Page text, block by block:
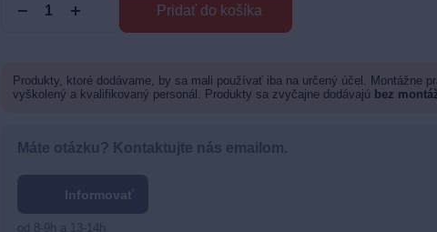
Pridať do košíka
Produkty, ktoré dodávame, by sa mali používať iba na určený účel. Montážne
vyškolený a kvalifikovaný personál. Produkty sa zvyčajne dodávajú bez
Máte otázku? Kontaktujte nás emailom.
Informovať
od 8-9h a 13-14h